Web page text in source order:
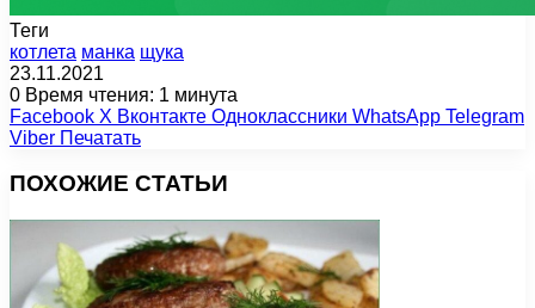
Теги
котлета манка щука
23.11.2021
0 Время чтения: 1 минута
Facebook X Вконтакте Одноклассники WhatsApp Telegram
Viber Печатать
ПОХОЖИЕ СТАТЬИ